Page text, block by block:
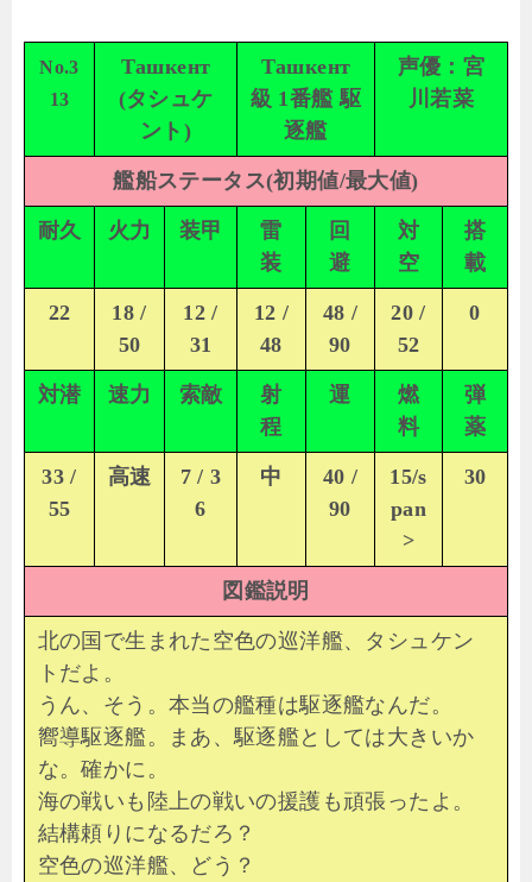
No.3
13
Ташкент
(タシュケ
ント)
Ташкент
級 1番艦 駆
逐艦
声優：宮
川若菜
艦船ステータス(初期値/最大値)
耐久 火力 装甲
雷
装
回
避
対
空
搭
載
22
18 /
50
12 /
31
12 /
48
48 /
90
20 /
52
0
対潜 速力 索敵
射
程
運
燃
料
弾
薬
33 /
55
高速
7 / 3
6
中
40 /
90
15/s
pan
>
30
図鑑説明
北の国で生まれた空色の巡洋艦、タシュケン
トだよ。
うん、そう。本当の艦種は駆逐艦なんだ。
嚮導駆逐艦。まあ、駆逐艦としては大きいか
な。確かに。
海の戦いも陸上の戦いの援護も頑張ったよ。
結構頼りになるだろ？
空色の巡洋艦、どう？